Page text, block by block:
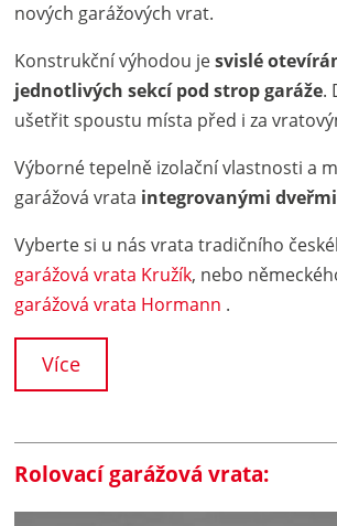
nových garážových vrat.
Konstrukční výhodou jesvislé
jednotlivých sekcí pod strop garáže.
ušetřit spoustu místa před i za
Výborné tepelně izolační vlastnosti a
garážová vrata integrovanými dveřmi
Vyberte si u nás vrata tradičního
garážová vrata Kružík, nebo
garážová vrata Hormann .
Více
Rolovací garážová vrata: